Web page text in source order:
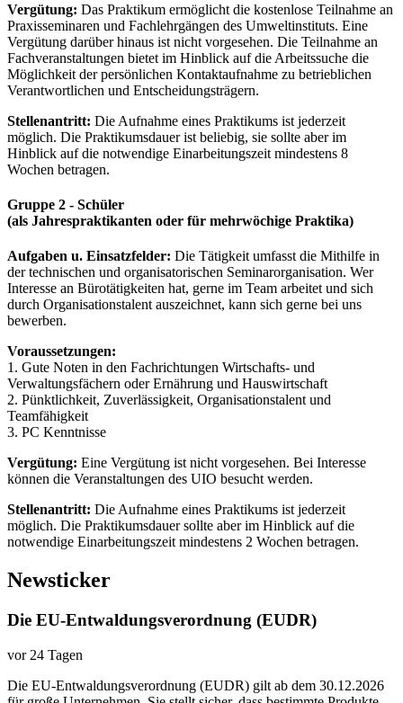
Vergütung: Das Praktikum ermöglicht die kostenlose Teilnahme an
Praxisseminaren und Fachlehrgängen des Umweltinstituts. Eine
Vergütung darüber hinaus ist nicht vorgesehen. Die Teilnahme an
Fachveranstaltungen bietet im Hinblick auf die Arbeitssuche die
Möglichkeit der persönlichen Kontaktaufnahme zu betrieblichen
Verantwortlichen und Entscheidungsträgern.
Stellenantritt: Die Aufnahme eines Praktikums ist jederzeit
möglich. Die Praktikumsdauer ist beliebig, sie sollte aber im
Hinblick auf die notwendige Einarbeitungszeit mindestens 8
Wochen betragen.
Gruppe 2 - Schüler
(als Jahrespraktikanten oder für mehrwöchige Praktika)
Aufgaben u. Einsatzfelder: Die Tätigkeit umfasst die Mithilfe in
der technischen und organisatorischen Seminarorganisation. Wer
Interesse an Bürotätigkeiten hat, gerne im Team arbeitet und sich
durch Organisationstalent auszeichnet, kann sich gerne bei uns
bewerben.
Voraussetzungen:
1. Gute Noten in den Fachrichtungen Wirtschafts- und
Verwaltungsfächern oder Ernährung und Hauswirtschaft
2. Pünktlichkeit, Zuverlässigkeit, Organisationstalent und
Teamfähigkeit
3. PC Kenntnisse
Vergütung: Eine Vergütung ist nicht vorgesehen. Bei Interesse
können die Veranstaltungen des UIO besucht werden.
Stellenantritt: Die Aufnahme eines Praktikums ist jederzeit
möglich. Die Praktikumsdauer sollte aber im Hinblick auf die
notwendige Einarbeitungszeit mindestens 2 Wochen betragen.
Newsticker
Die EU-Entwaldungsverordnung (EUDR)
vor 24 Tagen
Die EU-Entwaldungsverordnung (EUDR) gilt ab dem 30.12.2026